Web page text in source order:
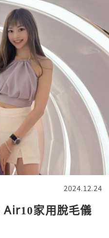
2024.12.24
家用脫毛儀